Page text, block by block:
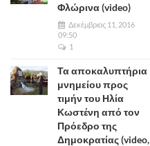
Φλώρινα (video)
Δεκέμβριος 11, 2016
09:50
1
Τα αποκαλυπτήρια
μνημείου προς
τιμήν του Ηλία
Κωστένη από τον
Πρόεδρο της
Δημοκρατίας (video,